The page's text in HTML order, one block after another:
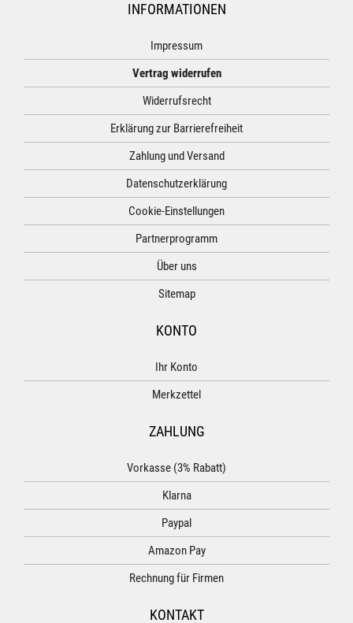
INFORMATIONEN
Impressum
Vertrag widerrufen
Widerrufsrecht
Erklärung zur Barrierefreiheit
Zahlung und Versand
Datenschutzerklärung
Cookie-Einstellungen
Partnerprogramm
Über uns
Sitemap
KONTO
Ihr Konto
Merkzettel
ZAHLUNG
Vorkasse (3% Rabatt)
Klarna
Paypal
Amazon Pay
Rechnung für Firmen
KONTAKT